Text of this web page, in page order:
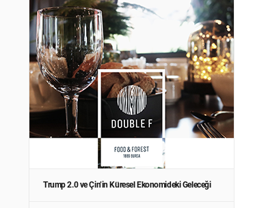
Trump 2.0 ve Çin’in Küresel Ekonomideki Geleceği